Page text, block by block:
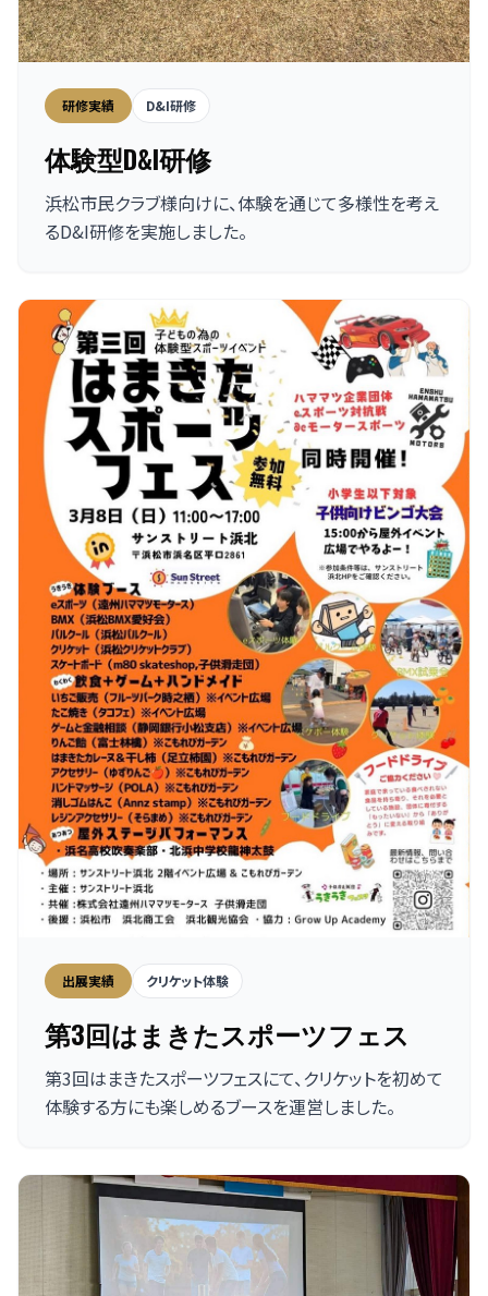
研修実績 D&I研修
体験型D&I研修
浜松市民クラブ様向けに、体験を通じて多様性を考え
るD&I研修を実施しました。
出展実績 クリケット体験
第3回はまきたスポーツフェス
第3回はまきたスポーツフェスにて、クリケットを初めて
体験する方にも楽しめるブースを運営しました。